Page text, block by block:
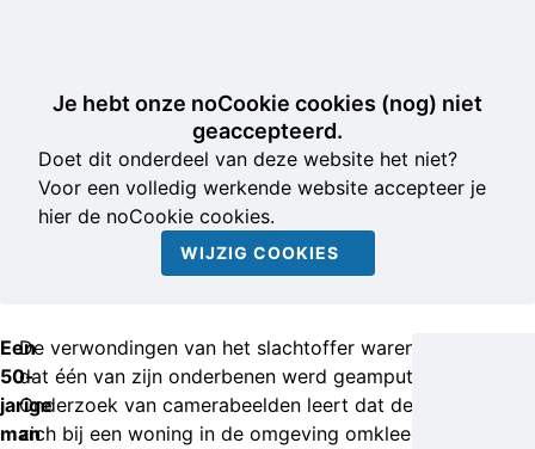
Je hebt onze noCookie cookies (nog) niet
geaccepteerd.
Doet dit onderdeel van deze website het niet?
Voor een volledig werkende website accepteer je
hier de noCookie cookies.
WIJZIG COOKIES
Een
50-
jarige
man
De verwondingen van het slachtoffer waren zo ernstig
dat één van zijn onderbenen werd geamputeerd.
Onderzoek van camerabeelden leert dat de schutter
zich bij een woning in de omgeving omkleedde en